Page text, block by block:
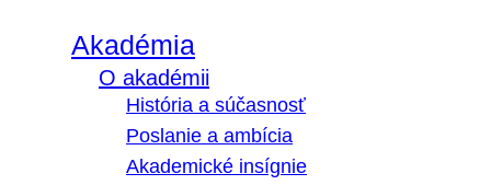
Akadémia
O akadémii
História a súčasnosť
Poslanie a ambícia
Akademické insígnie